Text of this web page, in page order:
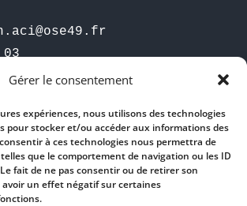
Gérer le consentement
expériences, nous utilisons des technologies
pour stocker et/ou accéder aux informations des
à ces technologies nous permettra de
que le comportement de navigation ou les ID
fait de ne pas consentir ou de retirer son
un effet négatif sur certaines
FOCH - Pouancé
les mardi de 9h à 12h
de 9h à 12h et de 13h30 à